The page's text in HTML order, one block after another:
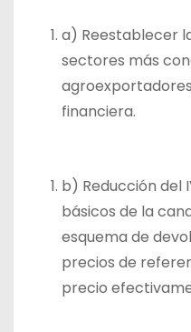
a) Reestablecer
sectores más
financiera.
b) Reducción del
básicos de la
esquema de
precios de
precio